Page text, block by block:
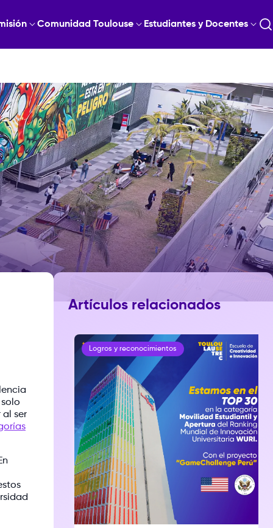
Comunidad Toulouse Estudiantes y Docentes
al ser
Artículos relacionados
Logros y reconocimientos